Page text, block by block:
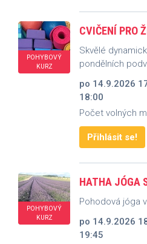
POHYBOVÝ
KURZ
CVIČENÍ PRO
Skvělé
pondělních
po 14.9.2026
18:00
Počet volných
Přihlásit se!
POHYBOVÝ
KURZ
HATHA JÓGA
Pohodová jóga
po 14.9.2026
19:45